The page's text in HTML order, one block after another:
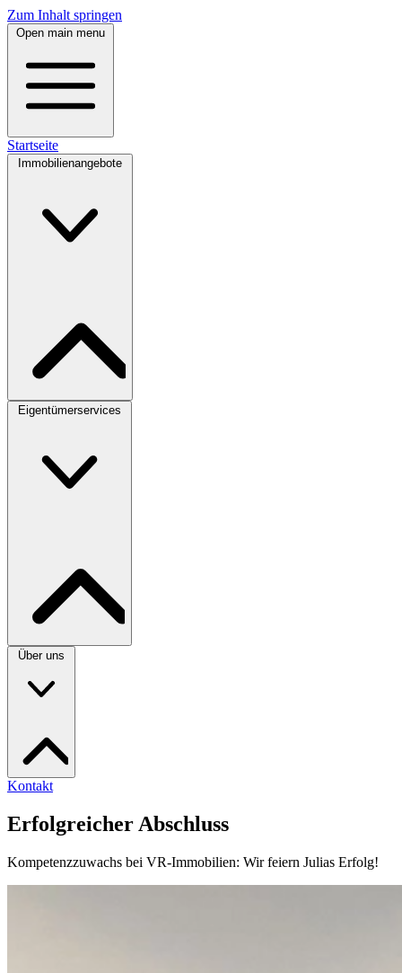
Zum Inhalt springen
Open main menu
Startseite
Immobilienangebote
Eigentümerservices
Über uns
Kontakt
Erfolgreicher Abschluss
Kompetenzzuwachs bei VR-Immobilien: Wir feiern Julias Erfolg!